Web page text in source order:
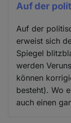
Auf der
Auf der
erweist sich
Spiegel
werden
können
besteht). Wo
auch einen